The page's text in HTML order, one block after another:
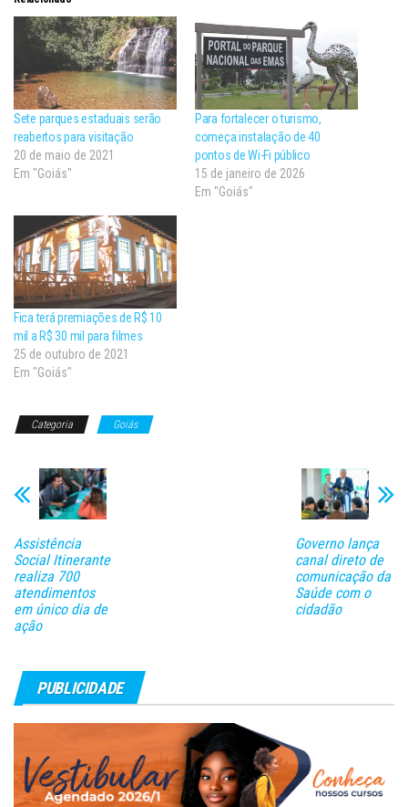
Sete parques estaduais serão
reabertos para visitação
20 de maio de 2021
Em "Goiás"
Para fortalecer o turismo,
começa instalação de 40
pontos de Wi-Fi público
15 de janeiro de 2026
Em "Goiás"
Fica terá premiações de R$ 10
mil a R$ 30 mil para filmes
25 de outubro de 2021
Em "Goiás"
Categoria Goiás
Assistência
Social Itinerante
realiza 700
atendimentos
em único dia de
ação
Governo lança
canal direto de
comunicação da
Saúde com o
cidadão
PUBLICIDADE